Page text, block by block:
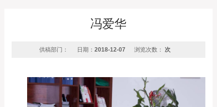
冯爱华
供稿部门： 日期： 2018-12-07 浏览次数： 次